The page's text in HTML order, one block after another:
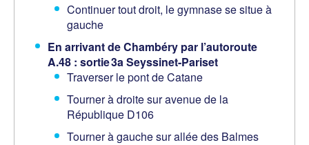
Continuer tout droit, le gymnase se situe à
gauche
En arrivant de Chambéry par l’autoroute
A.48 : sortie3a Seyssinet-Pariset
Traverser le pont de Catane
Tourner à droite sur avenue de la
République D106
Tourner à gauche sur allée des Balmes